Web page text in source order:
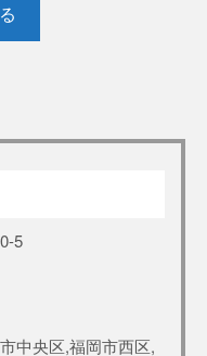
5
中央区,福岡市西区,